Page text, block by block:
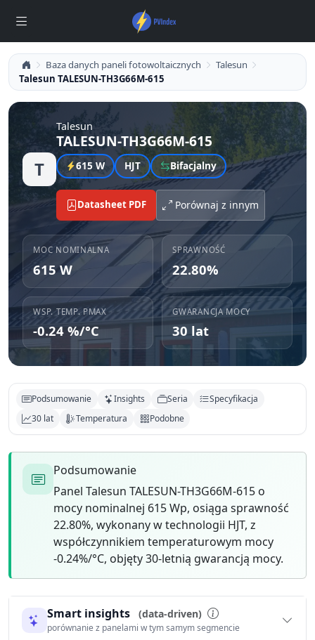
Baza danych paneli fotowoltaicznych
Talesun
Talesun TALESUN-TH3G66M-615
T
Talesun
TALESUN-TH3G66M-615
615 W HJT Bifacjalny
Datasheet PDF Porównaj z innym
MOC NOMINALNA
615 W
SPRAWNOŚĆ
22.80%
WSP. TEMP. PMAX
-0.24 %/°C
GWARANCJA MOCY
30 lat
Podsumowanie Insights Seria
Specyfikacja
30 lat
Temperatura Podobne
Podsumowanie
Panel Talesun TALESUN-TH3G66M-615 o
mocy nominalnej 615 Wp, osiąga sprawność
22.80%, wykonany w technologii HJT, z
współczynnikiem temperaturowym mocy
-0.24%/°C, objęty 30-letnią gwarancją mocy.
Smart insights (data-driven)
porównanie z panelami w tym samym segmencie